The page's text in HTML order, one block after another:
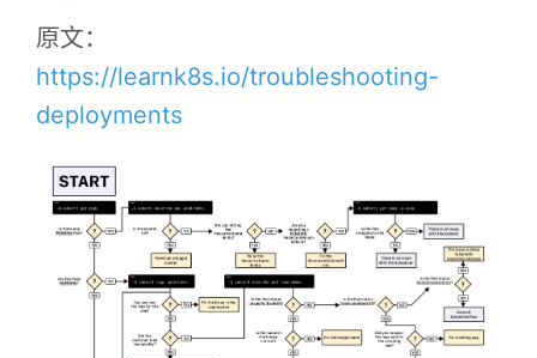
原文：
https://learnk8s.io/troubleshooting-
deployments